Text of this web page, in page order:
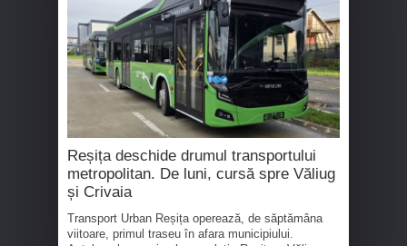
Reșița deschide drumul transportului
metropolitan. De luni, cursă spre Văliug
și Crivaia
Transport Urban Reșița operează, de săptămâna
viitoare, primul traseu în afara municipiului.